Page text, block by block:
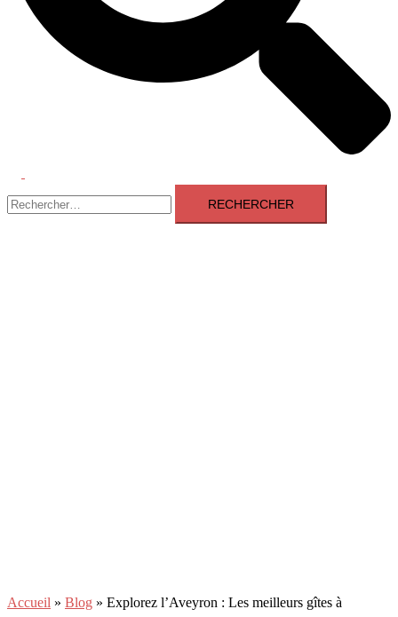
le
menu
Rechercher :
Accueil » Blog » Explorez l’Aveyron : Les meilleurs gîtes à